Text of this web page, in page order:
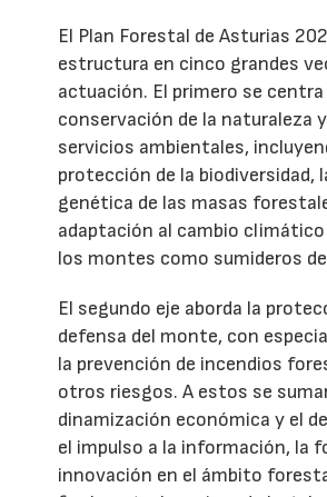
El Plan Forestal de Asturias
estructura en cinco grandes
actuación. El primero se centra
conservación de la naturaleza
servicios ambientales,
protección de la biodiversidad,
genética de las masas
adaptación al cambio climático
los montes como sumideros
El segundo eje aborda la
defensa del monte, con
la prevención de incendios
otros riesgos. A estos se
dinamización económica y el
el impulso a la información, la
innovación en el ámbito